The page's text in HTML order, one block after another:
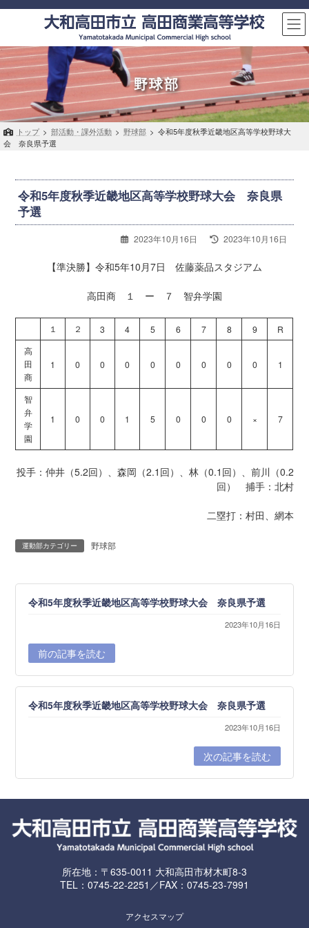
コ
ン
ツ
へ
ス
キ
ッ
プ
ナ
ー
シ
ョ
ン
に
移
動
野球部
トップ > 部活動・課外活動 > 野球部 > 令和5年度秋季近畿地区高等学校野球大
会 奈良県予選
令和5年度秋季近畿地区高等学校野球大会 奈良県
予選
2023年10月16日
最
更
新
2023年10月16日
【準決勝】令和5年10月7日 佐藤薬品スタジアム
高田商 １ ー ７ 智弁学園
１ ２ 3 4 5 6 7 8 9
R
高
田
商
1 0 0 0 0 0 0 0 0 1
智
弁
学
園
1 0 0 1 5 0 0 0 × 7
投手：仲井（5.2回）、森岡（2.1回）、林（0.1回）、前川（0.2
回） 捕手：北村
二塁打：村田、網本
運動部カテゴリー 野球部
令和5年度秋季近畿地区高等学校野球大会 奈良県予選
2023年10月16日
前の記事を読む
令和5年度秋季近畿地区高等学校野球大会 奈良県予選
2023年10月16日
次の記事を読む
所在地：〒635-0011 大和高田市材木町8-3
TEL：0745-22-2251／FAX：0745-23-7991
アクセスマップ